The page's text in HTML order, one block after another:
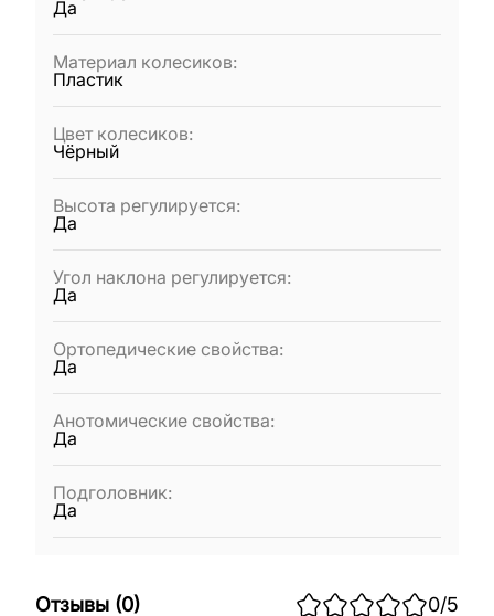
Да
Материал колесиков:
Пластик
Цвет колесиков:
Чёрный
Высота регулируется:
Да
Угол наклона регулируется:
Да
Ортопедические свойства:
Да
Анотомические свойства:
Да
Подголовник:
Да
Отзывы (0) 0/5